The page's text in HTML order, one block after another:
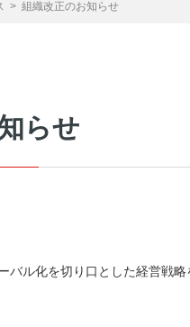
> 組織改正のお知らせ
らせ
バル化を切り口とした経営戦